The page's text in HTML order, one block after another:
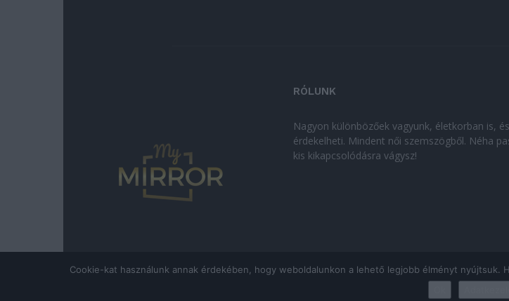
RÓLUNK
Nagyon különbözőek vagyunk, életkorban is,
érdekelheti. Mindent női szemszögből. Néha
kis kikapcsolódásra vágysz!
Cookie-kat használunk annak érdekében, hogy weboldalunkon a lehető legjobb élményt